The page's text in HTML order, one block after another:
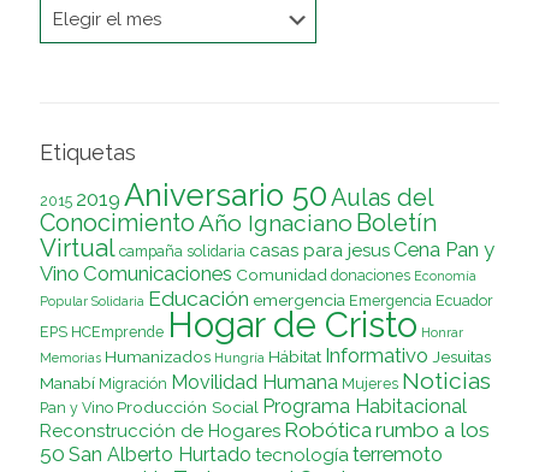
Etiquetas
2015 2019 Aniversario 50Aulas del
ConocimientoAño Ignaciano Boletín
Virtual campaña solidaria casas para jesusCena Pan y
Vino Comunicaciones Comunidad donaciones Economía
Popular Solidaria Educación emergencia Emergencia Ecuador
EPS HCEmprende Hogar de Cristo Honrar
Memorias Humanizados Hungría Hábitat Informativo Jesuitas
Manabí Migración Movilidad Humana Mujeres Noticias
Pan y Vino Producción Social Programa Habitacional
Reconstrucción de Hogares Robóticarumbo a los
50 San Alberto Hurtado tecnologíaterremoto